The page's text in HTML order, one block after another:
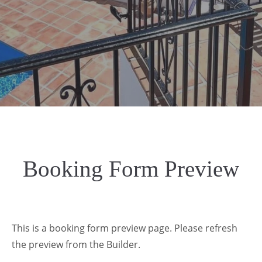
Booking Form Preview
This is a booking form preview page. Please refresh
the preview from the Builder.